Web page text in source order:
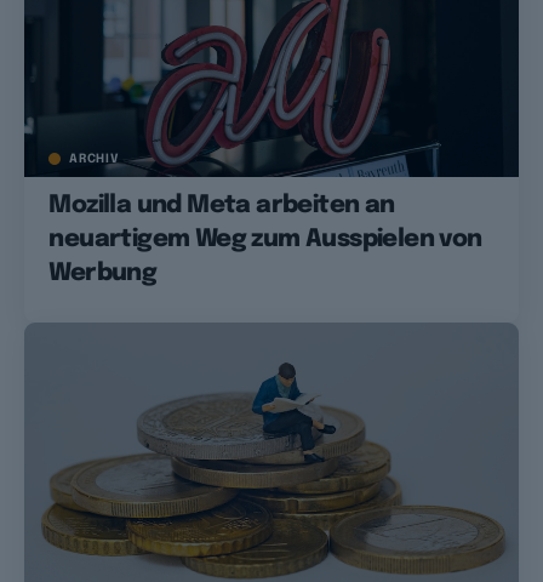
ARCHIV
Mozilla und Meta arbeiten an
neuartigem Weg zum Ausspielen von
Werbung